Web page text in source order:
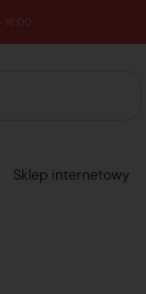
Sklep internetowy